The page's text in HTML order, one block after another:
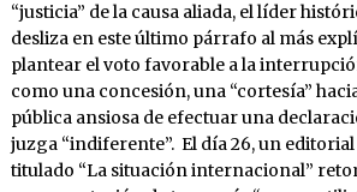
“justicia” de la causa aliada, el líder
desliza en este último párrafo al más
plantear el voto favorable a la
como una concesión, una “cortesía”
pública ansiosa de efectuar una
juzga “indiferente”. El día 26, un editorial
titulado “La situación internacional”